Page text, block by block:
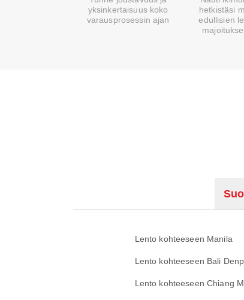
yksinkertaisuus koko
varausprosessin ajan
hetkistäsi
edullisien
Lento kohteeseen Manila
Lento kohteeseen Bali
Lento kohteeseen Chiang